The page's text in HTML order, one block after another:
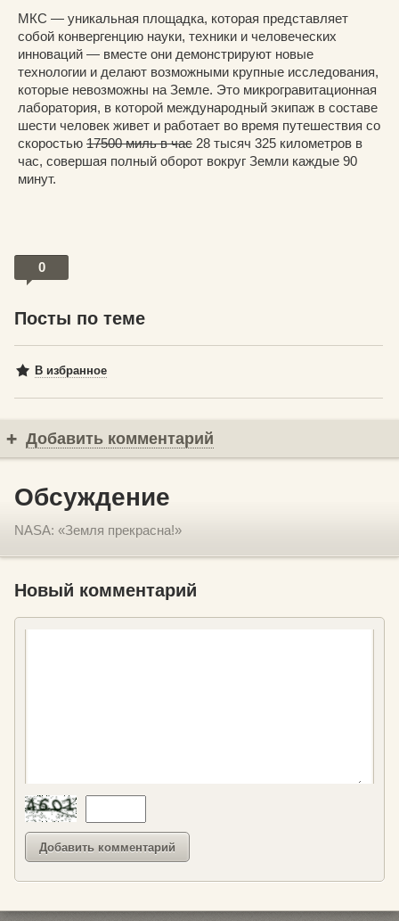
МКС — уникальная площадка, которая представляет
собой конвергенцию науки, техники и человеческих
инноваций — вместе они демонстрируют новые
технологии и делают возможными крупные исследования,
которые невозможны на Земле. Это микрогравитационная
лаборатория, в которой международный экипаж в составе
шести человек живет и работает во время путешествия со
скоростью 17500 миль в час 28 тысяч 325 километров в
час, совершая полный оборот вокруг Земли каждые 90
минут.
0
Посты по теме
В избранное
Добавить комментарий
Обсуждение
NASA: «Земля прекрасна!»
Новый комментарий